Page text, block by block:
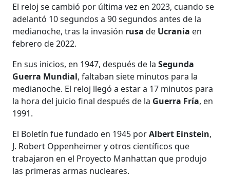
El reloj se cambió por última vez en 2023, cuando se
adelantó 10 segundos a 90 segundos antes de la
medianoche, tras la invasión rusa de Ucrania en
febrero de 2022.
En sus inicios, en 1947, después de laSegunda
Guerra Mundial, faltaban siete minutos para la
medianoche. El reloj llegó a estar a 17 minutos para
la hora del juicio final después de la Guerra Fría, en
1991.
El Boletín fue fundado en 1945 porAlbert Einstein,
J. Robert Oppenheimer y otros científicos que
trabajaron en el Proyecto Manhattan que produjo
las primeras armas nucleares.